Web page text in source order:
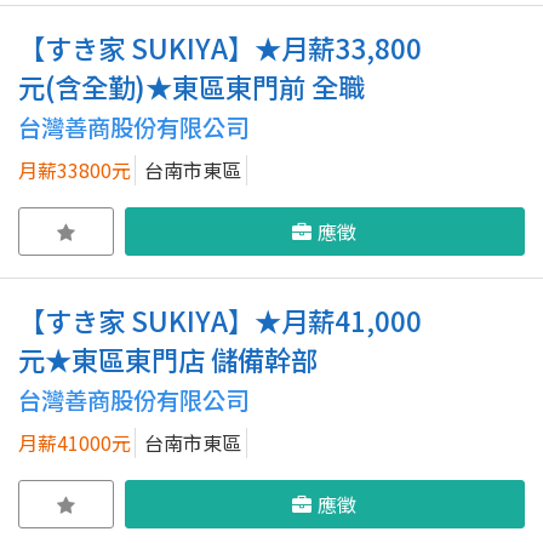
【すき家 SUKIYA】★月薪33,800
元(含全勤)★東區東門前 全職
台灣善商股份有限公司
月薪33800元 台南市東區
應徵
【すき家 SUKIYA】★月薪41,000
元★東區東門店 儲備幹部
台灣善商股份有限公司
月薪41000元 台南市東區
應徵